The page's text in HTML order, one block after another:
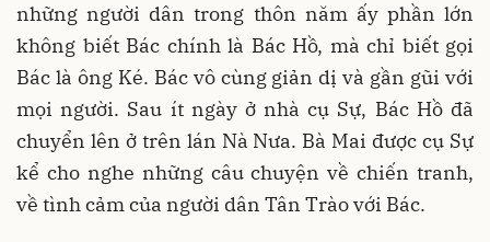
những người dân trong thôn năm ấy phần lớn
không biết Bác chính là Bác Hồ, mà chỉ biết gọi
Bác là ông Ké. Bác vô cùng giản dị và gần gũi với
mọi người. Sau ít ngày ở nhà cụ Sự, Bác Hồ đã
chuyển lên ở trên lán Nà Nưa. Bà Mai được cụ Sự
kể cho nghe những câu chuyện về chiến tranh,
về tình cảm của người dân Tân Trào với Bác.